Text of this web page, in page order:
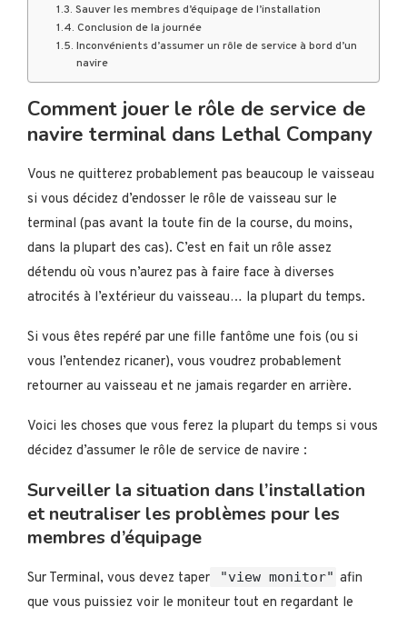
Sauver les membres d’équipage de l’installation
Conclusion de la journée
Inconvénients d’assumer un rôle de service à bord d’un
navire
Comment jouer le rôle de service de
navire terminal dans Lethal Company
Vous ne quitterez probablement pas beaucoup le vaisseau
si vous décidez d’endosser le rôle de vaisseau sur le
terminal (pas avant la toute fin de la course, du moins,
dans la plupart des cas). C’est en fait un rôle assez
détendu où vous n’aurez pas à faire face à diverses
atrocités à l’extérieur du vaisseau… la plupart du temps.
Si vous êtes repéré par une fille fantôme une fois (ou si
vous l’entendez ricaner), vous voudrez probablement
retourner au vaisseau et ne jamais regarder en arrière.
Voici les choses que vous ferez la plupart du temps si vous
décidez d’assumer le rôle de service de navire :
Surveiller la situation dans l’installation
et neutraliser les problèmes pour les
membres d’équipage
Sur Terminal, vous devez taper "view monitor" afin
que vous puissiez voir le moniteur tout en regardant le